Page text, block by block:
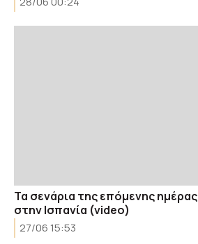
Τα σενάρια της επόμενης
στην Ισπανία (video)
27/06 15:53